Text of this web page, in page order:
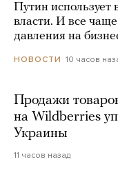
Путин использует
власти. И все
давления на
НОВОСТИ 10 часов
Продажи
на Wildberries
Украины
11 часов назад